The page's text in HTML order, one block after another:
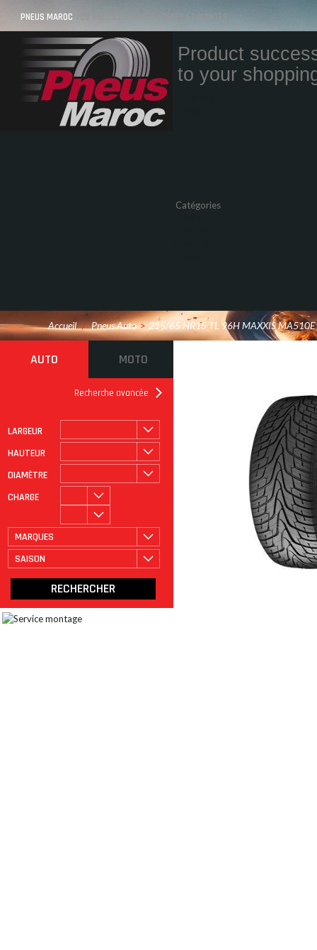
PNEUS MAROC VOS PNEUS AU MAROC LIVRÉS ET MONTÉS
Product
to your
Catégories
Accueil / Pneus Auto > 215/65 HR15 TL 96H MAXXIS MA510E
AUTO MOTO
Recherche avancée
LARGEUR
HAUTEUR
DIAMÈTRE
CHARGE
MARQUES
SAISON
ROULAGE À PLAT